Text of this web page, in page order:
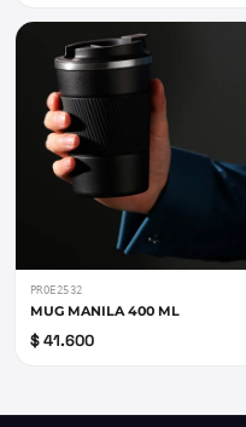
PROE2532
MUG MANILA 400 ML
$ 41.600